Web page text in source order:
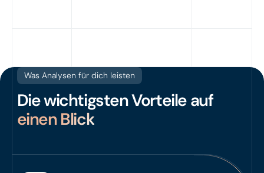
Was Analysen für dich leisten
Die wichtigsten Vorteile auf
einen Blick